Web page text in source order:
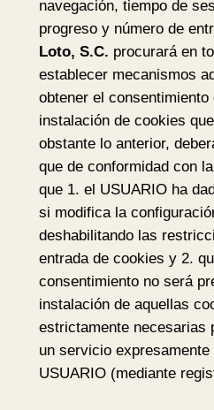
navegación, tiempo de
progreso y número de
Loto, S.C. procurará en
establecer mecanismos
obtener el
instalación de cookies
obstante lo anterior,
que de conformidad con
que 1. el USUARIO ha
si modifica la
deshabilitando las
entrada de cookies y 2.
consentimiento no será
instalación de aquellas
estrictamente necesarias
un servicio expresamente
USUARIO (mediante